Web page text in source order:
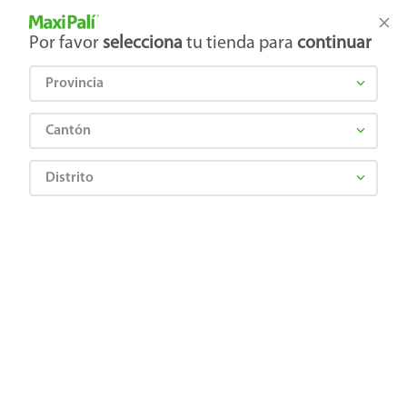
Tienda Maxi Palí
Por favor selecciona tu tienda para continuar
Provincia
Cantón
Distrito